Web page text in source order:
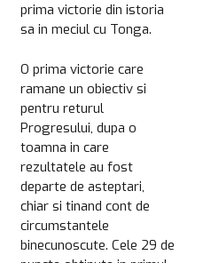
prima victorie din istoria
sa in meciul cu Tonga.
O prima victorie care
ramane un obiectiv si
pentru returul
Progresului, dupa o
toamna in care
rezultatele au fost
departe de asteptari,
chiar si tinand cont de
circumstantele
binecunoscute. Cele 29 de